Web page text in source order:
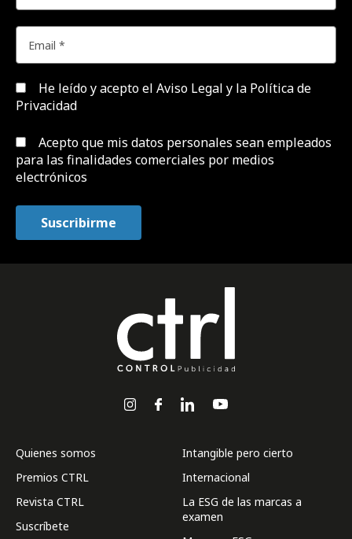
He leído y acepto el Aviso Legal y la Política de
Privacidad
Acepto que mis datos personales sean empleados
para las finalidades comerciales por medios
electrónicos
Quienes somos
Premios CTRL
Revista CTRL
Suscríbete
Intangible pero cierto
Internacional
La ESG de las marcas a
examen